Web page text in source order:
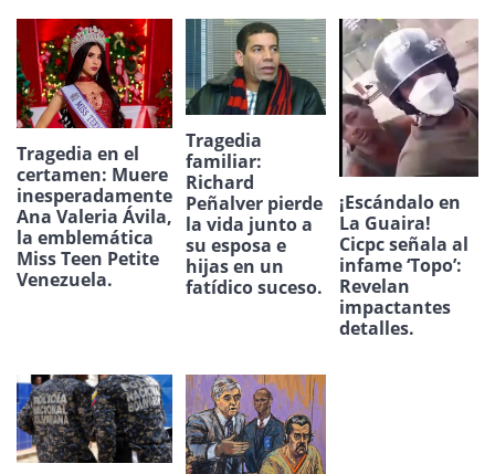
Tragedia en el
certamen: Muere
inesperadamente
Ana Valeria Ávila,
la emblemática
Miss Teen Petite
Venezuela.
Tragedia
familiar:
Richard
Peñalver pierde
la vida junto a
su esposa e
hijas en un
fatídico suceso.
¡Escándalo en
La Guaira!
Cicpc señala al
infame ‘Topo’:
Revelan
impactantes
detalles.